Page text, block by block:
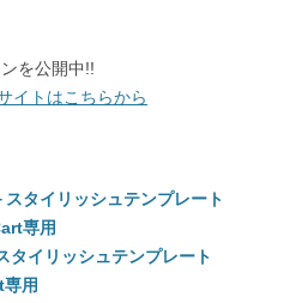
を公開中!!
イトはこちらから
タイリッシュテンプレート
専用
イリッシュテンプレート
用